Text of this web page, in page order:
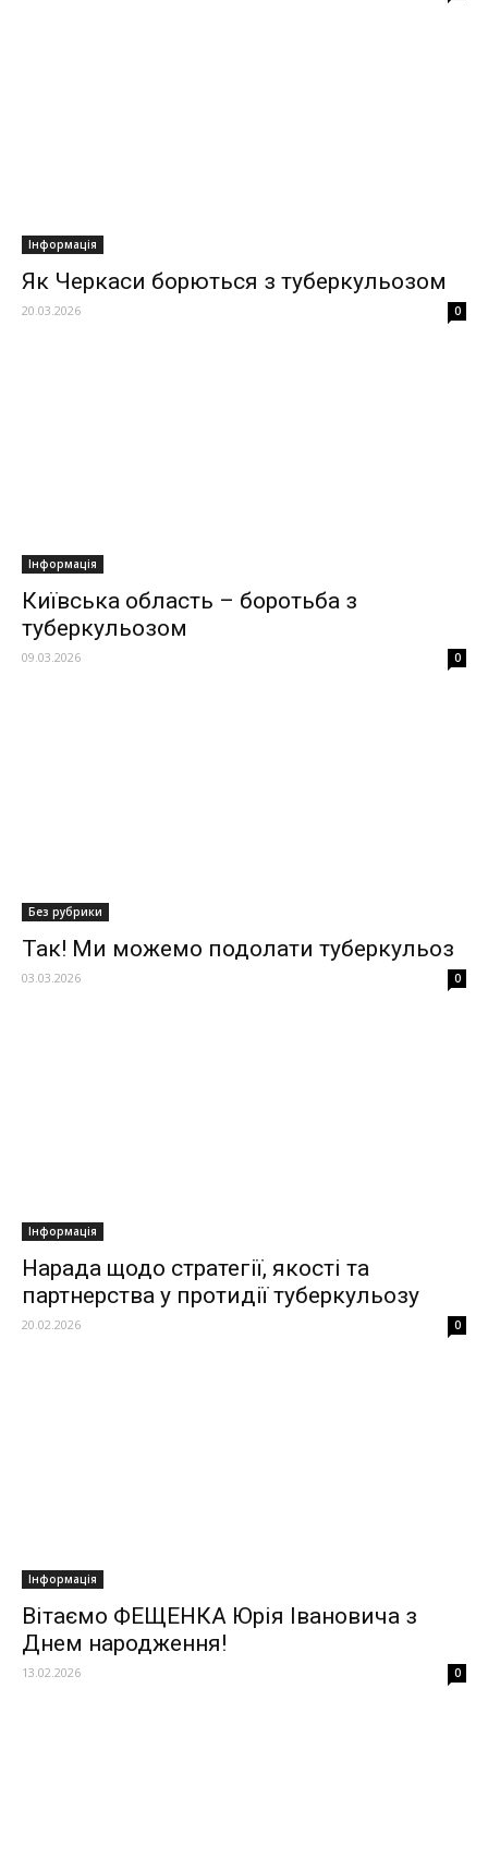
Інформація
Як Черкаси борються з туберкульозом
20.03.2026 0
Інформація
Київська область – боротьба з
туберкульозом
09.03.2026 0
Без рубрики
Так! Ми можемо подолати туберкульоз
03.03.2026 0
Інформація
Нарада щодо стратегії, якості та
партнерства у протидії туберкульозу
20.02.2026 0
Інформація
Вітаємо ФЕЩЕНКА Юрія Івановича з
Днем народження!
13.02.2026 0